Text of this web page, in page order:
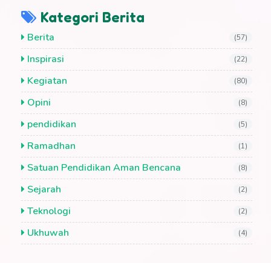
Kategori Berita
Berita (57)
Inspirasi (22)
Kegiatan (80)
Opini (8)
pendidikan (5)
Ramadhan (1)
Satuan Pendidikan Aman Bencana (8)
Sejarah (2)
Teknologi (2)
Ukhuwah (4)